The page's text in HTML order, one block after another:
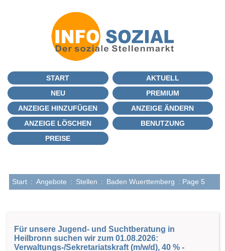
START
AKTUELL
NEU
PREMIUM
ANZEIGE HINZUFÜGEN
ANZEIGE ÄNDERN
ANZEIGE LÖSCHEN
BENUTZUNG
PREISE
Start : Angebote : Stellen : Baden Wuerttemberg : Page 5
Für unsere Jugend- und Suchtberatung in
Heilbronn suchen wir zum 01.08.2026:
Verwaltungs-/Sekretariatskraft (m/w/d), 40 % -